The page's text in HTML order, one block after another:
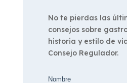
No te pierdas las
consejos sobre
historia y estilo de
Consejo Regulador.